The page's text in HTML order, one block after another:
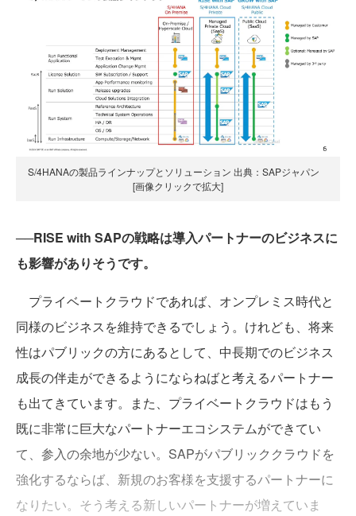
S/4HANAの製品ラインナップとソリューション 出典：SAPジャパン
[画像クリックで拡大]
──RISE with SAPの戦略は導入パートナーのビジネスに
も影響がありそうです。
プライベートクラウドであれば、オンプレミス時代と
同様のビジネスを維持できるでしょう。けれども、将来
性はパブリックの方にあるとして、中長期でのビジネス
成長の伴走ができるようにならねばと考えるパートナー
も出てきています。また、プライベートクラウドはもう
既に非常に巨大なパートナーエコシステムができてい
て、参入の余地が少ない。SAPがパブリッククラウドを
強化するならば、新規のお客様を支援するパートナーに
なりたい。そう考える新しいパートナーが増えていま